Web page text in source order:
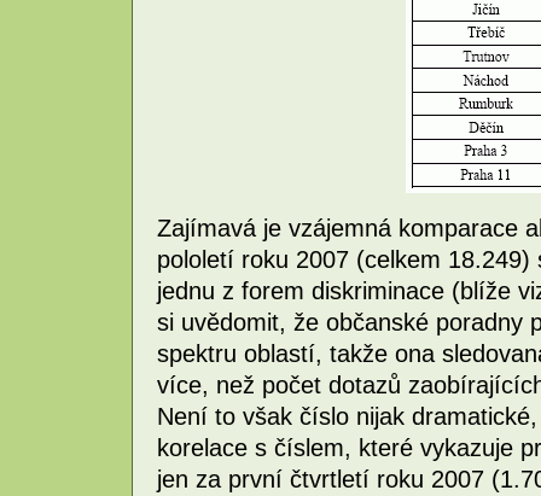
Zajímavá je vzájemná komparace
pololetí roku 2007 (celkem
jednu z forem diskriminace (blíže
si uvědomit, že občanské poradny
spektru oblastí, takže ona
více, než počet dotazů
Není to však číslo nijak
korelace s číslem, které vykazuje
jen za první čtvrtletí roku 2007